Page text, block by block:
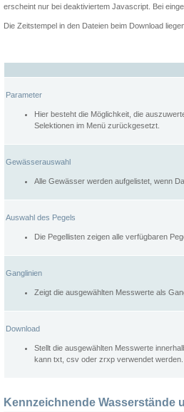
erscheint nur bei deaktiviertem Javascript. Bei
Die Zeitstempel in den Dateien beim Download
Parameter
Hier besteht die Möglichkeit, die
Selektionen im Menü zurückgesetzt.
Gewässerauswahl
Alle Gewässer werden aufgelistet, wenn
Auswahl des Pegels
Die Pegellisten zeigen alle verfügbaren
Ganglinien
Zeigt die ausgewählten Messwerte als
Download
Stellt die ausgewählten Messwerte
kann txt, csv oder zrxp verwendet
Kennzeichnende Wasserstände